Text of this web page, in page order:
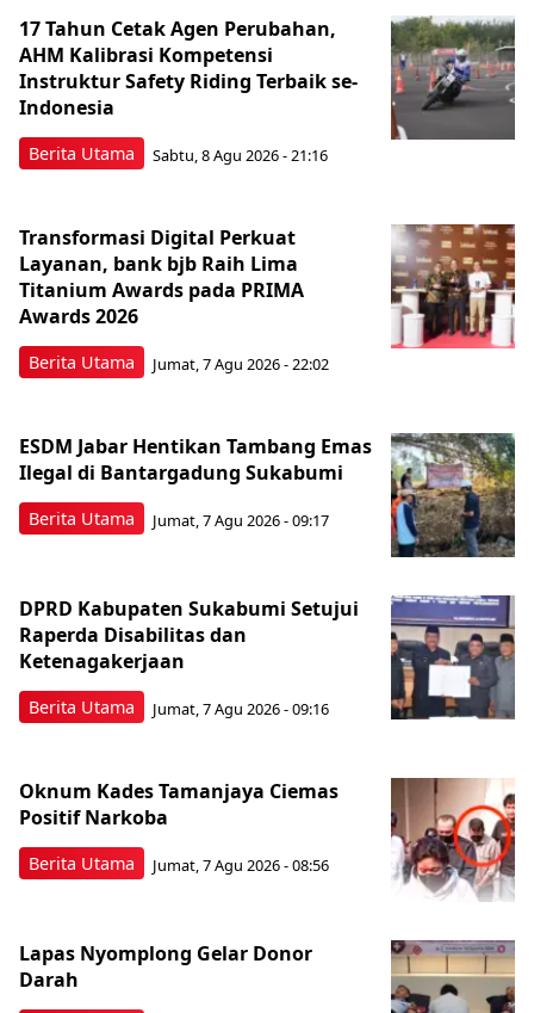
Berita Utama
17 Tahun Cetak Agen Perubahan,
AHM Kalibrasi Kompetensi
Instruktur Safety Riding Terbaik se-
Indonesia
Sabtu, 8 Agu 2026 - 21:16
Berita Utama
Transformasi Digital Perkuat
Layanan, bank bjb Raih Lima
Titanium Awards pada PRIMA
Awards 2026
Jumat, 7 Agu 2026 - 22:02
Berita Utama
ESDM Jabar Hentikan Tambang Emas
Ilegal di Bantargadung Sukabumi
Jumat, 7 Agu 2026 - 09:17
Berita Utama
DPRD Kabupaten Sukabumi Setujui
Raperda Disabilitas dan
Ketenagakerjaan
Jumat, 7 Agu 2026 - 09:16
Berita Utama
Oknum Kades Tamanjaya Ciemas
Positif Narkoba
Jumat, 7 Agu 2026 - 08:56
Lapas Nyomplong Gelar Donor
Darah